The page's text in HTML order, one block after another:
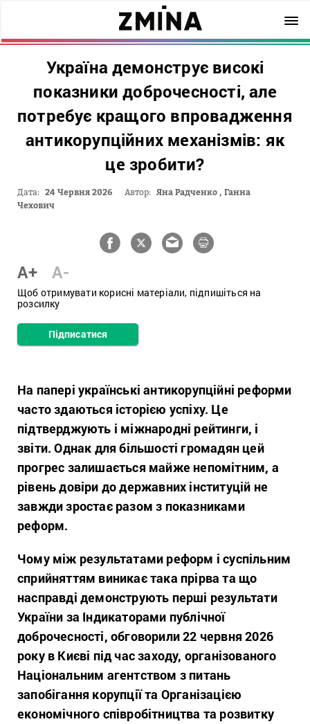
Україна демонструє високі
показники доброчесності, але
потребує кращого впровадження
антикорупційних механізмів: як
це зробити?
Дата: 24 Червня 2026 Автор: Яна Радченко , Ганна
Чехович
A+ A-
Щоб отримувати корисні матеріали, підпишіться на
розсилку
Підписатися
На папері українські антикорупційні реформи
часто здаються історією успіху. Це
підтверджують і міжнародні рейтинги, і
звіти. Однак для більшості громадян цей
прогрес залишається майже непомітним, а
рівень довіри до державних інституцій не
завжди зростає разом з показниками
реформ.
Чому між результатами реформ і суспільним
сприйняттям виникає така прірва та що
насправді демонструють перші результати
України за Індикаторами публічної
доброчесності, обговорили 22 червня 2026
року в Києві під час заходу, організованого
Національним агентством з питань
запобігання корупції та Організацією
економічного співробітництва та розвитку